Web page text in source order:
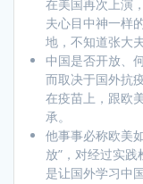
在美国再次上演
夫心目中神一样
地，不知道张大
中国是否开放、
而取决于国外抗
在疫苗上，跟欧
承。
他事事必称欧美
放”，对经过实
是让国外学习中